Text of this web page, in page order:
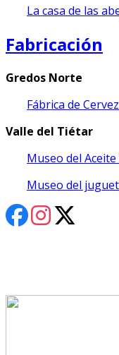
La casa de las
Fabricación
Gredos Norte
Fábrica de
Valle del Tiétar
Museo del
Museo del